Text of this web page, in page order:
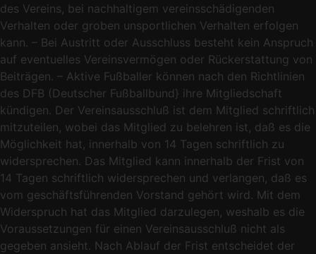
des Vereins, bei nachhaltigem vereinsschädigenden
Verhalten oder groben unsportlichen Verhalten erfolgen
kann. – Bei Austritt oder Ausschluss besteht kein Anspruch
auf eventuelles Vereinsvermögen oder Rückerstattung von
Beiträgen. – Aktive Fußballer können nach den Richtlinien
des DFB (Deutscher Fußballbund} ihre Mitgliedschaft
kündigen. Der Vereinsausschluß ist dem Mitglied schriftlich
mitzuteilen, wobei das Mitglied zu belehren ist, daß es die
Möglichkeit hat, innerhalb von 14 Tagen schriftlich zu
widersprechen. Das Mitglied kann innerhalb der Frist von
14 Tagen schriftlich widersprechen und verlangen, daß es
vom geschäftsführenden Vorstand gehört wird. Mit dem
Widerspruch hat das Mitglied darzulegen, weshalb es die
Voraussetzungen für einen Vereinsausschluß nicht als
gegeben ansieht. Nach Ablauf der Frist entscheidet der